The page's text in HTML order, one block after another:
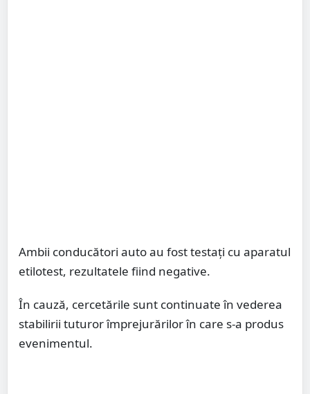
Ambii conducători auto au fost testați cu aparatul
etilotest, rezultatele fiind negative.
În cauză, cercetările sunt continuate în vederea
stabilirii tuturor împrejurărilor în care s-a produs
evenimentul.